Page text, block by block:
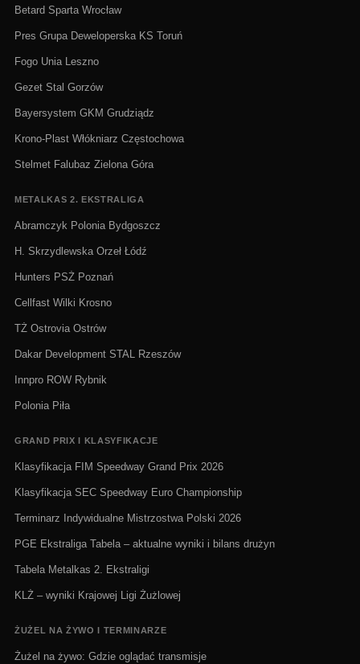
Betard Sparta Wrocław
Pres Grupa Deweloperska KS Toruń
Fogo Unia Leszno
Gezet Stal Gorzów
Bayersystem GKM Grudziądz
Krono-Plast Włókniarz Częstochowa
Stelmet Falubaz Zielona Góra
METALKAS 2. EKSTRALIGA
Abramczyk Polonia Bydgoszcz
H. Skrzydlewska Orzeł Łódź
Hunters PSŻ Poznań
Cellfast Wilki Krosno
TŻ Ostrovia Ostrów
Dakar Development STAL Rzeszów
Innpro ROW Rybnik
Polonia Piła
GRAND PRIX I KLASYFIKACJE
Klasyfikacja FIM Speedway Grand Prix 2026
Klasyfikacja SEC Speedway Euro Championship
Terminarz Indywidualne Mistrzostwa Polski 2026
PGE Ekstraliga Tabela – aktualne wyniki i bilans drużyn
Tabela Metalkas 2. Ekstraligi
KLŻ – wyniki Krajowej Ligi Żużlowej
ŻUŻEL NA ŻYWO I TERMINARZE
Żużel na żywo: Gdzie oglądać transmisje